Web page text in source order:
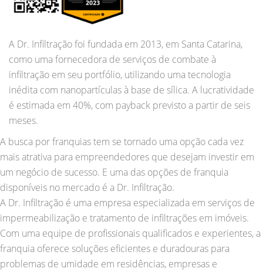
A Dr. Infiltração foi fundada em 2013, em Santa Catarina,
como uma fornecedora de serviços de combate à
infiltração em seu portfólio, utilizando uma tecnologia
inédita com nanopartículas à base de sílica. A lucratividade
é estimada em 40%, com payback previsto a partir de seis
meses.
A busca por franquias tem se tornado uma opção cada vez
mais atrativa para empreendedores que desejam investir em
um negócio de sucesso. E uma das opções de franquia
disponíveis no mercado é a Dr. Infiltração.
A Dr. Infiltração é uma empresa especializada em serviços de
impermeabilização e tratamento de infiltrações em imóveis.
Com uma equipe de profissionais qualificados e experientes, a
franquia oferece soluções eficientes e duradouras para
problemas de umidade em residências, empresas e